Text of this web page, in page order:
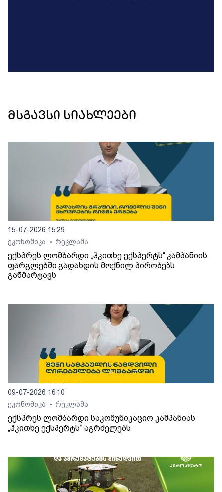
მსგავსი სიახლეები
15-07-2026 15:29
ეკონომიკა
• რეკლამა
ექსპრეს ლომბარდი „ჰკითხე ექსპერტს“ კამპანიის
ფარგლებში გადახდის მოქნილ პირობებს
განმარტავს
09-07-2026 16:10
ეკონომიკა
• რეკლამა
ექსპრეს ლომბარდი საკომუნიკაციო კამპანიას
„ჰკითხე ექსპერტს“ აგრძელებს